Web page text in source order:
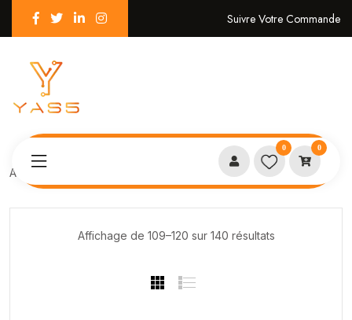
Suivre Votre Commande
0 0
Accueil
Affichage de 109–120 sur 140 résultats